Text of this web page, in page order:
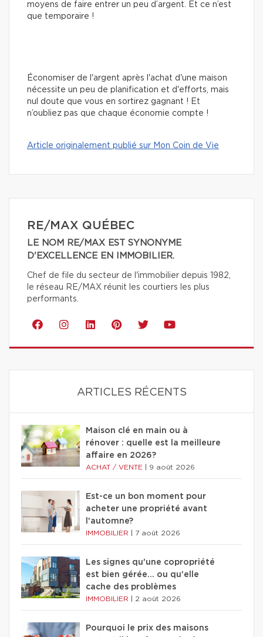
moyens de faire entrer un peu d’argent. Et ce n’est
que temporaire !
Économiser de l'argent après l'achat d'une maison
nécessite un peu de planification et d'efforts, mais
nul doute que vous en sortirez gagnant ! Et
n’oubliez pas que chaque économie compte !
Article originalement publié sur Mon Coin de Vie
RE/MAX QUÉBEC
LE NOM RE/MAX EST SYNONYME
D'EXCELLENCE EN IMMOBILIER.
Chef de file du secteur de l'immobilier depuis 1982,
le réseau RE/MAX réunit les courtiers les plus
performants.
ARTICLES RÉCENTS
Maison clé en main ou à
rénover : quelle est la meilleure
affaire en 2026?
ACHAT / VENTE 9 août 2026
Est-ce un bon moment pour
acheter une propriété avant
l'automne?
IMMOBILIER 7 août 2026
Les signes qu'une copropriété
est bien gérée… ou qu'elle
cache des problèmes
IMMOBILIER 2 août 2026
Pourquoi le prix des maisons